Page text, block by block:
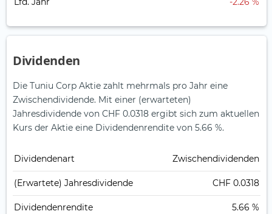
Dividenden
Die Tuniu Corp Aktie zahlt mehrmals pro Jahr eine
Zwischendividende. Mit einer (erwarteten)
Jahresdividende von CHF 0.0318 ergibt sich zum aktuellen
Kurs der Aktie eine Dividendenrendite von 5.66 %.
Dividendenart Zwischendividenden
(Erwartete) Jahresdividende CHF 0.0318
Dividendenrendite 5.66 %